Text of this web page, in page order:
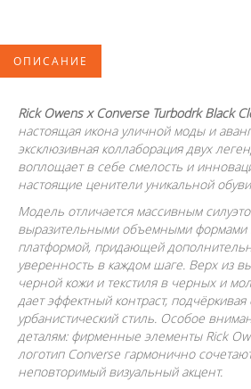
ОПИСАНИЕ
Rick Owens x Converse Turbodrk Black
настоящая икона уличной моды и
эксклюзивная коллаборация двух
воплощает в себе смелость и
настоящие ценители уникальной
Модель отличается массивным
выразительными объемными формами
платформой, придающей
уверенность в каждом шаге. Верх из
черной кожи и текстиля в черных и
дает эффектный контраст,
урбанистический стиль. Особое
деталям: фирменные элементы Rick
логотип Converse гармонично
неповторимый визуальный акцент.